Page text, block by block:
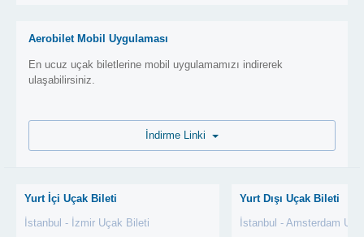
Aerobilet Mobil Uygulaması
En ucuz uçak biletlerine mobil uygulamamızı indirerek
ulaşabilirsiniz.
Yurt İçi Uçak Bileti
İstanbul - İzmir Uçak Bileti
Yurt Dışı Uçak Bileti
İstanbul - Amsterdam